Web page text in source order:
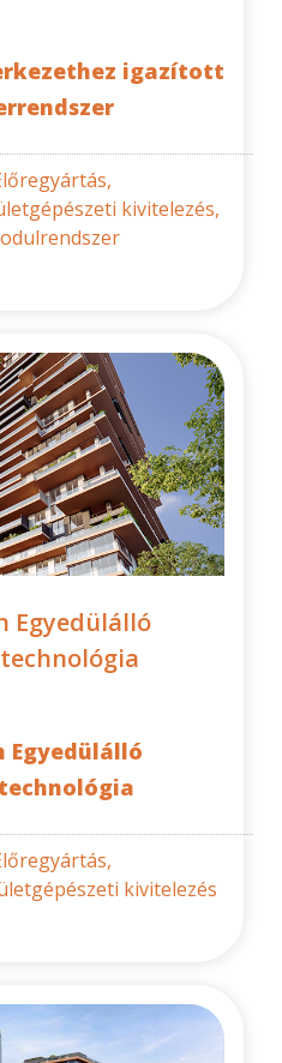
igazított
kivitelezés,
Egyedülálló
Egyedülálló
kivitelezés